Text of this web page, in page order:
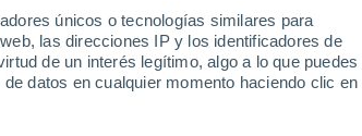
únicos o tecnologías similares para
las direcciones IP y los identificadores de
de un interés legítimo, algo a lo que puedes
datos en cualquier momento haciendo clic en
27°
12°